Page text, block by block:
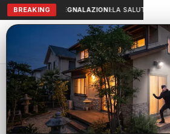
BREAKING SEGNALAZIONI:LA SALUTE A
Aranova • NET
PORTALE UTILE AL TERRITORIO